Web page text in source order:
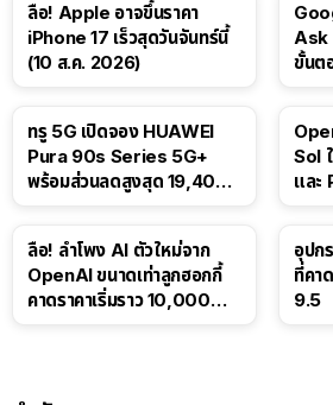
ลือ! Apple อาจขึ้นราคา
iPhone 17 เร็วสุดวันจันทร์นี้
(10 ส.ค. 2026)
Ask
ขั้นต
ทรู 5G เปิดจอง HUAWEI
Pura 90s Series 5G+
พร้อมส่วนลดสูงสุด 19,400
Sol
และ
ลือ! ลำโพง AI ตัวใหม่จาก
OpenAI ขนาดเท่าลูกฮอกกี้
คาดราคาเริ่มราว 10,000
อุปก
ที่คา
9.5